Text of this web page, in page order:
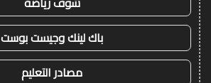
باك لينك وجيست بوست
مصادر التعليم